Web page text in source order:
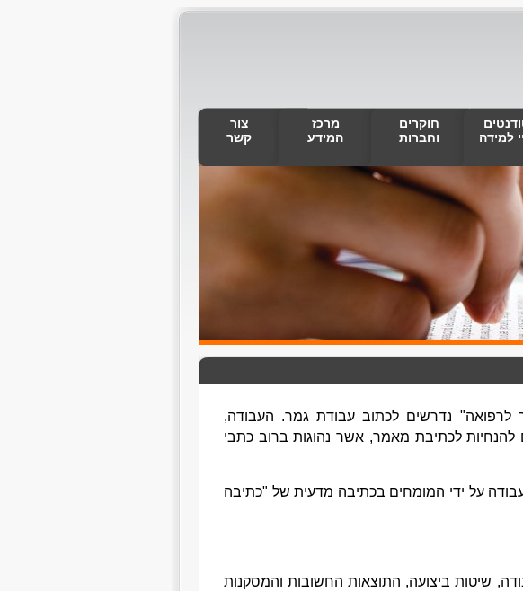
למידה
חוקרים
וחברות
מרכז
המידע
צור
קשר
לרפואה" נדרשים לכתוב עבודת גמר. העבודה,
לכתיבת מאמר, אשר נהוגות ברוב כתבי
על ידי המומחים בכתיבה מדעית של "כתיבה
שיטות ביצועה, התוצאות החשובות והמסקנות